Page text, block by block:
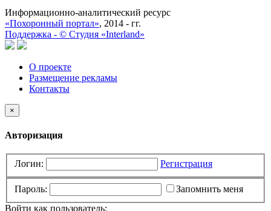
Информационно-аналитический ресурс
«Похоронный портал», 2014 - гг.
Поддержка - © Cтудия «Interland»
О проекте
Размещение рекламы
Контакты
×
Авторизация
Логин: Регистрация
Пароль:
Запомнить меня
Войти как пользователь: